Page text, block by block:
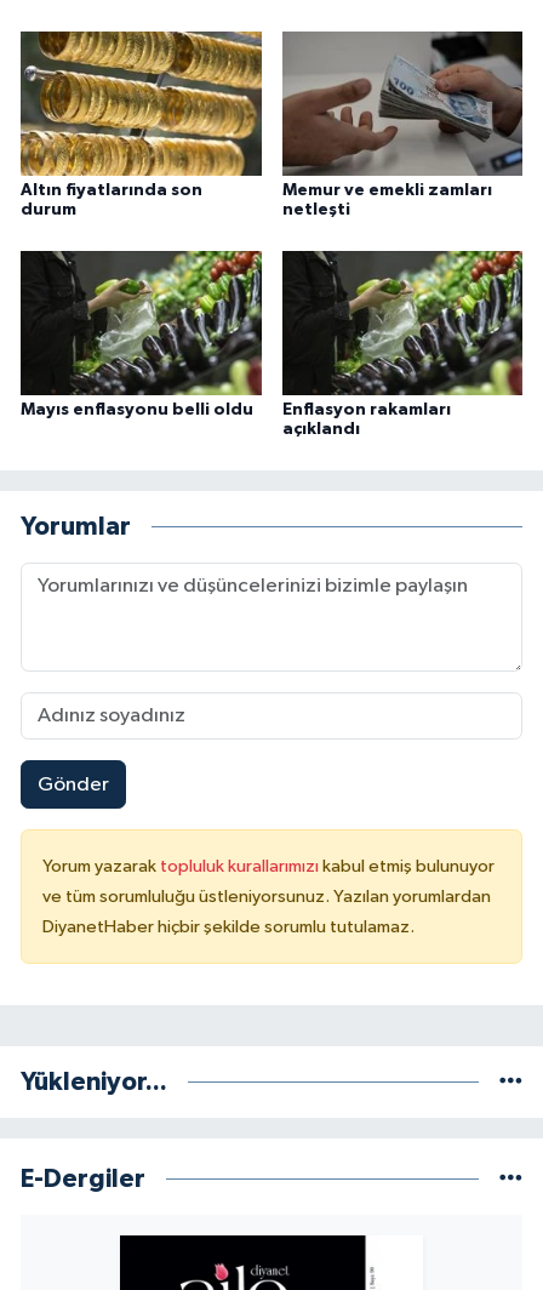
Altın fiyatlarında son
durum
Memur ve emekli zamları
netleşti
Mayıs enflasyonu belli oldu
Enflasyon rakamları
açıklandı
Yorumlar
Gönder
Yorum yazarak topluluk kurallarımızı kabul etmiş bulunuyor
ve tüm sorumluluğu üstleniyorsunuz. Yazılan yorumlardan
DiyanetHaber hiçbir şekilde sorumlu tutulamaz.
Yükleniyor...
E-Dergiler
Karaman Müftülüğü
Kars Müftülüğü
Kastamonu Müftülüğü
Kayseri Müftülüğü
Kilis Müftülüğü
Kırıkkale Müftülüğü
Kırklareli Müftülüğü
Kocaeli Müftülüğü
Konya Müftülüğü
Malatya Müftülüğü
Manisa Müftülüğü
Mersin Müftülüğü
Muğla Müftülüğü
Nevşehir Müftülüğü
Osmaniye Müftülüğü